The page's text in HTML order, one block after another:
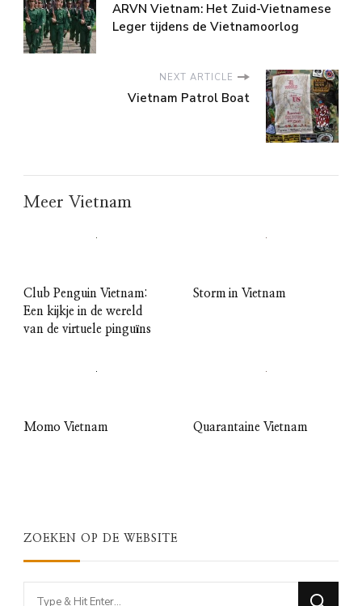
ARVN Vietnam: Het Zuid-Vietnamese
Leger tijdens de Vietnamoorlog
NEXT ARTICLE
Vietnam Patrol Boat
Meer Vietnam
Club Penguin Vietnam:
Een kijkje in de wereld
van de virtuele pinguïns
Storm in Vietnam
Momo Vietnam Quarantaine Vietnam
ZOEKEN OP DE WEBSITE
Looking